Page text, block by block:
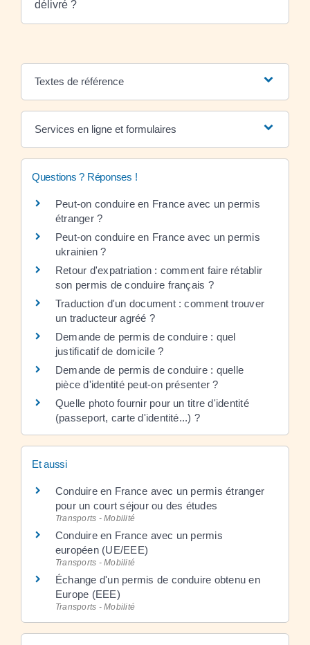
délivré ?
Textes de référence
Services en ligne et formulaires
Questions ? Réponses !
Peut-on conduire en France avec un permis
étranger ?
Peut-on conduire en France avec un permis
ukrainien ?
Retour d'expatriation : comment faire rétablir
son permis de conduire français ?
Traduction d'un document : comment trouver
un traducteur agréé ?
Demande de permis de conduire : quel
justificatif de domicile ?
Demande de permis de conduire : quelle
pièce d'identité peut-on présenter ?
Quelle photo fournir pour un titre d'identité
(passeport, carte d'identité...) ?
Et aussi
Conduire en France avec un permis étranger
pour un court séjour ou des études
Transports - Mobilité
Conduire en France avec un permis
européen (UE/EEE)
Transports - Mobilité
Échange d'un permis de conduire obtenu en
Europe (EEE)
Transports - Mobilité